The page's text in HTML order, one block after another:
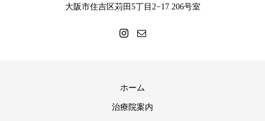
大阪市住吉区苅田5丁目2−17 206号室
ホーム
治療院案内